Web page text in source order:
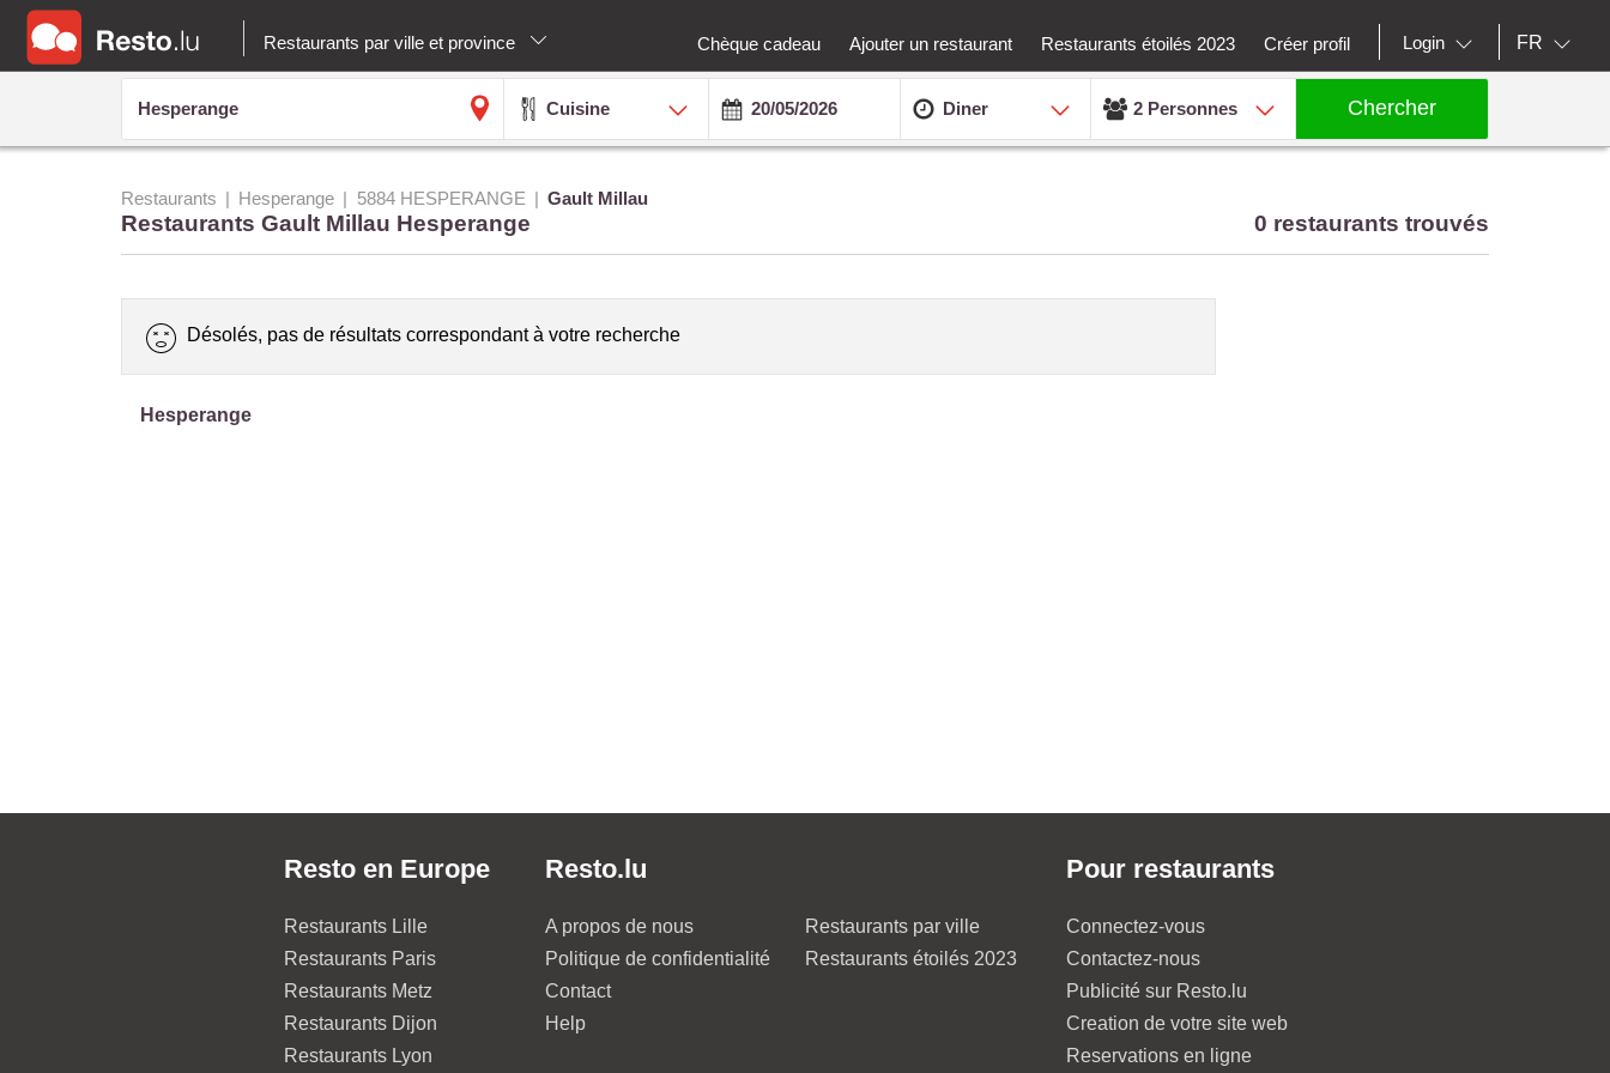
Restaurants par ville et province Chèque cadeau Ajouter un restaurant Restaurants étoilés 2023 Créer profil Login FR
Cuisine Diner 2 Personnes Chercher
Restaurants Hesperange 5884 HESPERANGE Gault Millau
Restaurants Gault Millau Hesperange 0 restaurants trouvés
Désolés, pas de résultats correspondant à votre recherche
Hesperange
Resto en Europe
Restaurants Lille
Restaurants Paris
Restaurants Metz
Restaurants Dijon
Restaurants Lyon
Resto.lu
A propos de nous
Politique de confidentialité
Contact
Help
Restaurants par ville
Restaurants étoilés 2023
Pour restaurants
Connectez-vous
Contactez-nous
Publicité sur Resto.lu
Creation de votre site web
Reservations en ligne